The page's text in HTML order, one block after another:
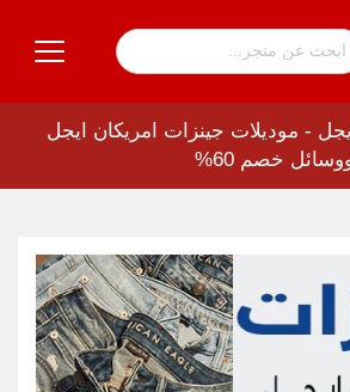
- موديلات جينزات امريكان ايجل
خصم 60%